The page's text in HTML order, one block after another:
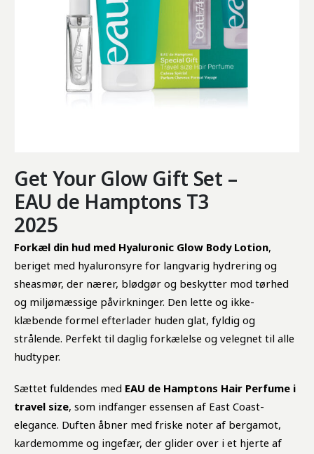
Get Your Glow Gift Set –
EAU de Hamptons T3
2025
Forkæl din hud med Hyaluronic Glow Body Lotion,
beriget med hyaluronsyre for langvarig hydrering og
sheasmør, der nærer, blødgør og beskytter mod tørhed
og miljømæssige påvirkninger. Den lette og ikke-
klæbende formel efterlader huden glat, fyldig og
strålende. Perfekt til daglig forkælelse og velegnet til alle
hudtyper.
Sættet fuldendes med EAU de Hamptons Hair Perfume i
travel size, som indfanger essensen af East Coast-
elegance. Duften åbner med friske noter af bergamot,
kardemomme og ingefær, der glider over i et hjerte af